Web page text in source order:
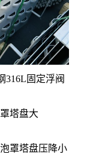
316L固定浮阀
塔盘大
罩塔盘压降小